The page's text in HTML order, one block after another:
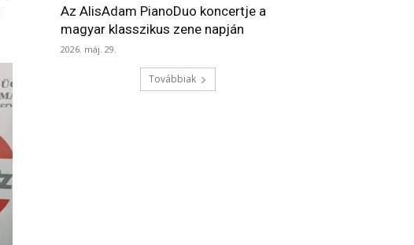
Az AlisAdam PianoDuo koncertje a
magyar klasszikus zene napján
2026. máj. 29.
Továbbiak